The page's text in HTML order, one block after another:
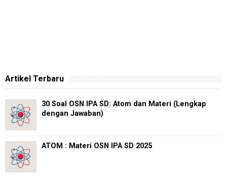
Artikel Terbaru
30 Soal OSN IPA SD: Atom dan Materi (Lengkap
dengan Jawaban)
ATOM : Materi OSN IPA SD 2025